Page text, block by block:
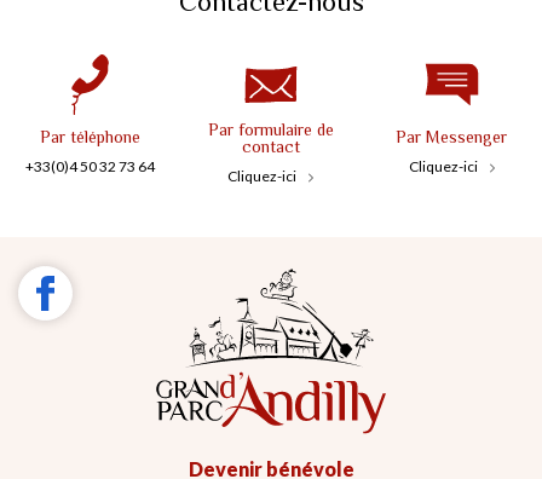
Par téléphone
+33(0)4 50 32 73 64
Par formulaire de
contact
Cliquez-ici
Par Messenger
Cliquez-ici
Devenir bénévole